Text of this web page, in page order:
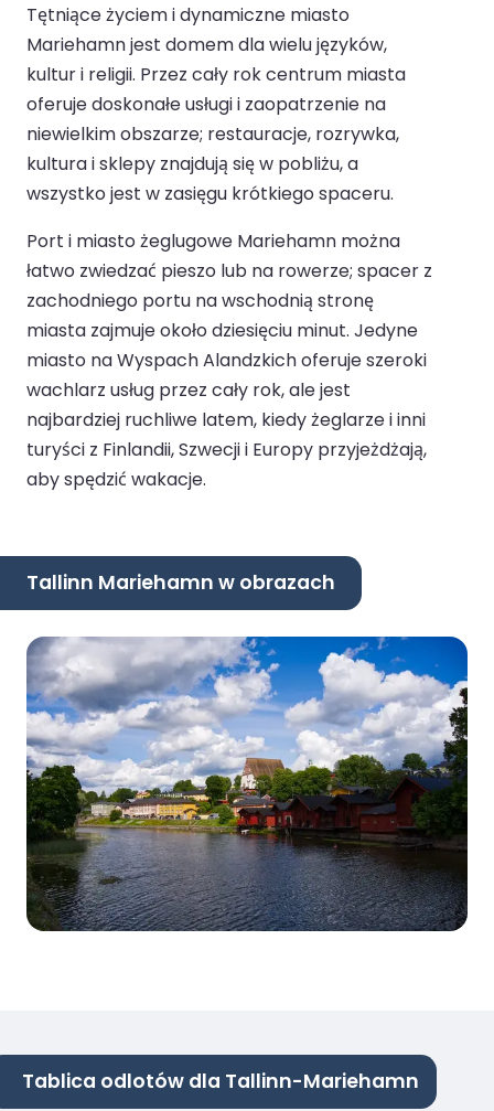
Tętniące życiem i dynamiczne miasto
Mariehamn jest domem dla wielu języków,
kultur i religii. Przez cały rok centrum miasta
oferuje doskonałe usługi i zaopatrzenie na
niewielkim obszarze; restauracje, rozrywka,
kultura i sklepy znajdują się w pobliżu, a
wszystko jest w zasięgu krótkiego spaceru.
Port i miasto żeglugowe Mariehamn można
łatwo zwiedzać pieszo lub na rowerze; spacer z
zachodniego portu na wschodnią stronę
miasta zajmuje około dziesięciu minut. Jedyne
miasto na Wyspach Alandzkich oferuje szeroki
wachlarz usług przez cały rok, ale jest
najbardziej ruchliwe latem, kiedy żeglarze i inni
turyści z Finlandii, Szwecji i Europy przyjeżdżają,
aby spędzić wakacje.
Tallinn Mariehamn w obrazach
Tablica odlotów dla Tallinn-Mariehamn